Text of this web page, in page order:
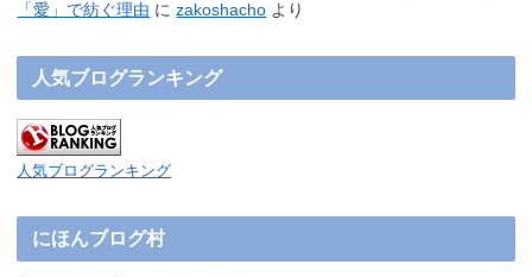
「愛」で紡ぐ理由 にzakoshacho より
人気ブログランキング
人気ブログランキング
にほんブログ村